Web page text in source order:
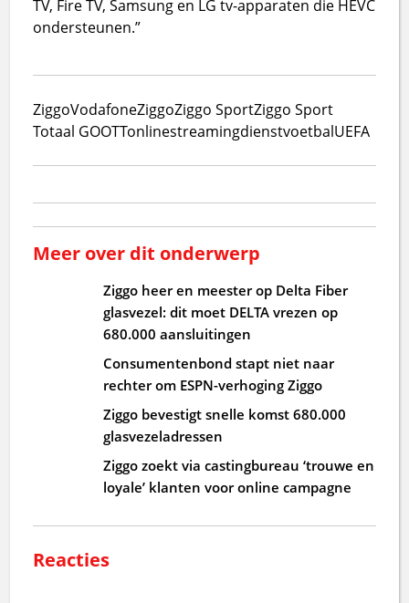
TV, Fire TV, Samsung en LG tv-apparaten die HEVC
ondersteunen.”
ZiggoVodafoneZiggoZiggo SportZiggo Sport
Totaal GOOTTonlinestreamingdienstvoetbalUEFA
Meer over dit onderwerp
Ziggo heer en meester op Delta Fiber
glasvezel: dit moet DELTA vrezen op
680.000 aansluitingen
Consumentenbond stapt niet naar
rechter om ESPN-verhoging Ziggo
Ziggo bevestigt snelle komst 680.000
glasvezeladressen
Ziggo zoekt via castingbureau ‘trouwe en
loyale’ klanten voor online campagne
Reacties